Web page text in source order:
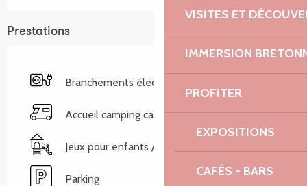
VISITES ET
IMMERSION
PROFITER
EXPOSITIONS
CAFÉS - BARS
Prestations
Branchements électriques
Accueil camping car
Jeux pour enfants / Espace jeux
Parking